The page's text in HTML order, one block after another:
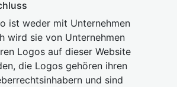
ist weder mit Unternehmen
wird sie von Unternehmen
Logos auf dieser Website
die Logos gehören ihren
und sind